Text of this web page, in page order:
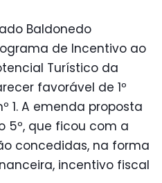
Baldonedo
de Incentivo ao
Turístico da
favorável de 1º
1. A emenda proposta
5º, que ficou com a
concedidas, na forma
incentivo fiscal